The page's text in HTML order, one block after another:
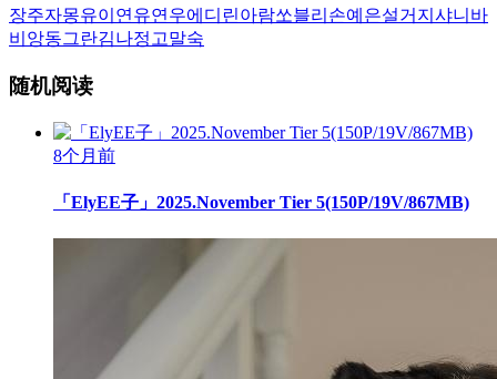
장주자몽유이 연유연우에디린아람쏘블리 손예은설거지 샤니 바
비앙동그란김나정 고말숙
随机阅读
8个月前
「ElyEE子」2025.November Tier 5(150P/19V/867MB)